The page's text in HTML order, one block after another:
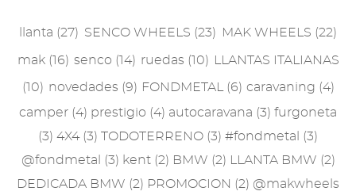
2012
2011
llanta (27) SENCO WHEELS (23) MAK WHEELS (22)
mak (16) senco (14) ruedas (10) LLANTAS ITALIANAS
(10) novedades (9) FONDMETAL (6) caravaning (4)
camper (4) prestigio (4) autocaravana (3) furgoneta
(3) 4X4 (3) TODOTERRENO (3) #fondmetal (3)
@fondmetal (3) kent (2) BMW (2) LLANTA BMW (2)
DEDICADA BMW (2) PROMOCION (2) @makwheels